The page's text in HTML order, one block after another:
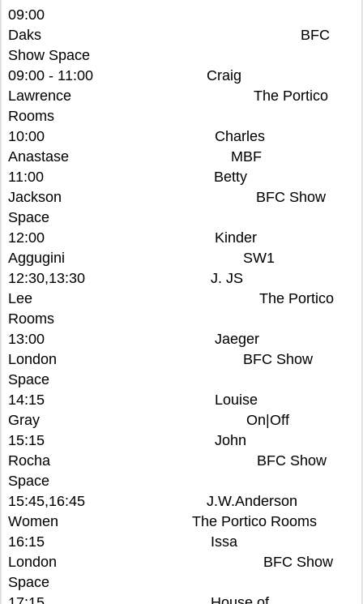
09:00
Daks BFC
Show Space
09:00 - 11:00 Craig
Lawrence The Portico
Rooms
10:00 Charles
Anastase MBF
11:00 Betty
Jackson BFC Show
Space
12:00 Kinder
Aggugini SW1
12:30,13:30 J. JS
Lee The Portico
Rooms
13:00 Jaeger
London BFC Show
Space
14:15 Louise
Gray On|Off
15:15 John
Rocha BFC Show
Space
15:45,16:45 J.W.Anderson
Women The Portico Rooms
16:15 Issa
London BFC Show
Space